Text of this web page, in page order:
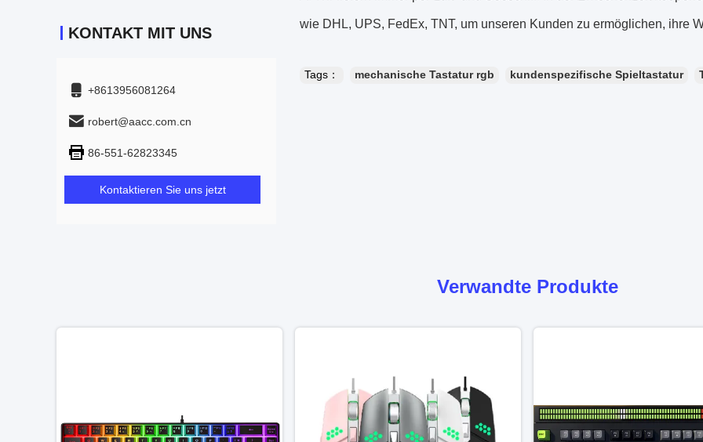
KONTAKT MIT UNS
+8613956081264
robert@aacc.com.cn
86-551-62823345
Kontaktieren Sie uns jetzt
wie DHL, UPS, FedEx, TNT, um unseren Kunden zu ermöglichen, ihre
Tags： mechanische Tastatur rgb kundenspezifische Spieltastatur
Verwandte Produkte